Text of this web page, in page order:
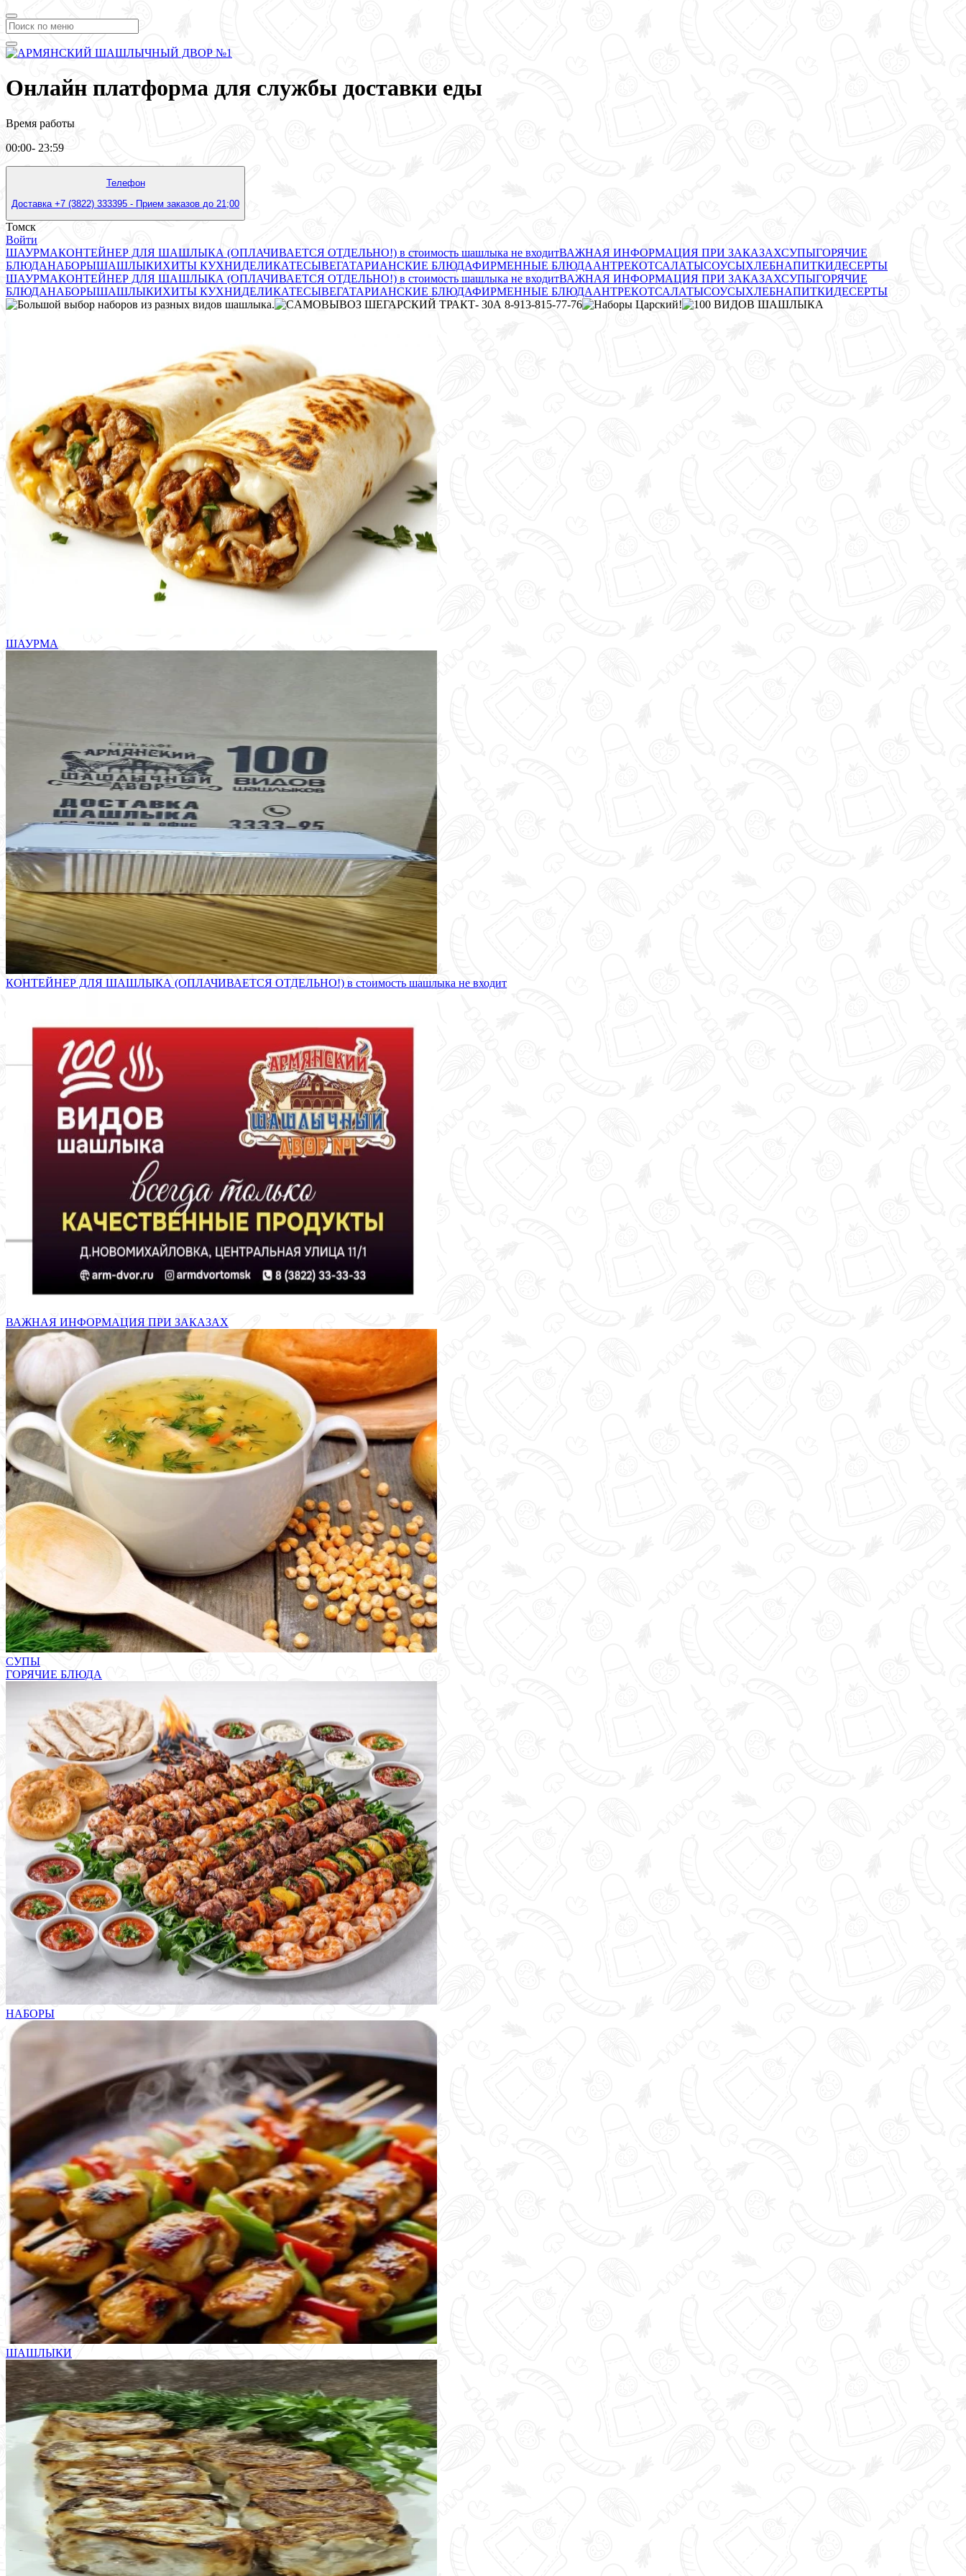
Онлайн платформа для службы доставки еды
Время работы
00:00- 23:59
Телефон
Доставка +7 (3822) 333395 - Прием заказов до 21;00
Томск
Войти
ШАУРМАКОНТЕЙНЕР ДЛЯ ШАШЛЫКА (ОПЛАЧИВАЕТСЯ ОТДЕЛЬНО!) в стоимость шашлыка не входитВАЖНАЯ ИНФОРМАЦИЯ ПРИ ЗАКАЗАХСУПЫГОРЯЧИЕ
БЛЮДАНАБОРЫШАШЛЫКИХИТЫ КУХНИДЕЛИКАТЕСЫВЕГАТАРИАНСКИЕ БЛЮДАФИРМЕННЫЕ БЛЮДААНТРЕКОТСАЛАТЫСОУСЫХЛЕБНАПИТКИДЕСЕРТЫ
ШАУРМАКОНТЕЙНЕР ДЛЯ ШАШЛЫКА (ОПЛАЧИВАЕТСЯ ОТДЕЛЬНО!) в стоимость шашлыка не входитВАЖНАЯ ИНФОРМАЦИЯ ПРИ ЗАКАЗАХСУПЫГОРЯЧИЕ
БЛЮДАНАБОРЫШАШЛЫКИХИТЫ КУХНИДЕЛИКАТЕСЫВЕГАТАРИАНСКИЕ БЛЮДАФИРМЕННЫЕ БЛЮДААНТРЕКОТСАЛАТЫСОУСЫХЛЕБНАПИТКИДЕСЕРТЫ
ШАУРМА
КОНТЕЙНЕР ДЛЯ ШАШЛЫКА (ОПЛАЧИВАЕТСЯ ОТДЕЛЬНО!) в стоимость шашлыка не входит
ВАЖНАЯ ИНФОРМАЦИЯ ПРИ ЗАКАЗАХ
СУПЫ
ГОРЯЧИЕ БЛЮДА
НАБОРЫ
ШАШЛЫКИ